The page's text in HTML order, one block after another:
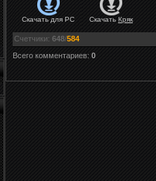
Скачать для PC Скачать Кряк
Счетчики: 648/584
Всего комментариев: 0